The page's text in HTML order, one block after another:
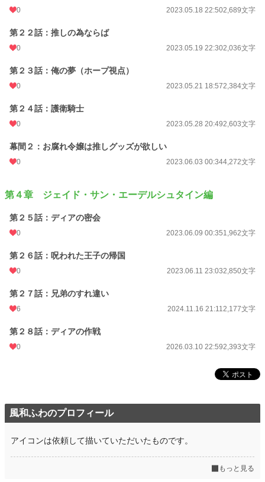
0 2023.05.18 22:502,689文字
第２２話：推しの為ならば
0 2023.05.19 22:302,036文字
第２３話：俺の夢（ホープ視点）
0 2023.05.21 18:572,384文字
第２４話：護衛騎士
0 2023.05.28 20:492,603文字
幕間２：お腐れ令嬢は推しグッズが欲しい
0 2023.06.03 00:344,272文字
第４章 ジェイド・サン・エーデルシュタイン編
第２５話：ディアの密会
0 2023.06.09 00:351,962文字
第２６話：呪われた王子の帰国
0 2023.06.11 23:032,850文字
第２７話：兄弟のすれ違い
6 2024.11.16 21:112,177文字
第２８話：ディアの作戦
0 2026.03.10 22:592,393文字
風和ふわのプロフィール
アイコンは依頼して描いていただいたものです。
もっと見る